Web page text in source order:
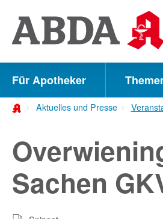
direkt
zu:
zur
Hauptnavigation
zur
zum
Inhalt
Für Apotheker
Aktuelles und Presse
Sachen